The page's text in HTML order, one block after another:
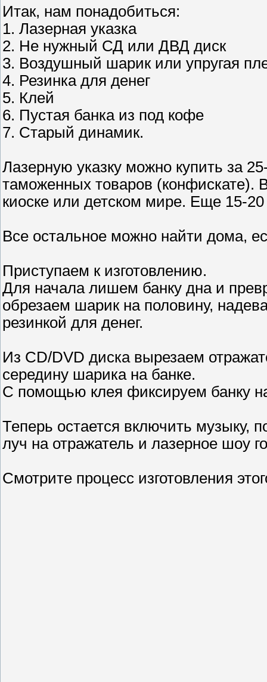
Итак, нам понадобиться:
1. Лазерная указка
2. Не нужный СД или ДВД диск
3. Воздушный шарик или упругая
4. Резинка для денег
5. Клей
6. Пустая банка из под кофе
7. Старый динамик.
Лазерную указку можно купить за
таможенных товаров (конфискате).
киоске или детском мире. Еще 15-
Все остальное можно найти дома,
Приступаем к изготовлению.
Для начала лишем банку дна и
обрезаем шарик на половину,
резинкой для денег.
Из CD/DVD диска вырезаем
середину шарика на банке.
С помощью клея фиксируем банку
Теперь остается включить музыку,
луч на отражатель и лазерное шоу
Смотрите процесс изготовления